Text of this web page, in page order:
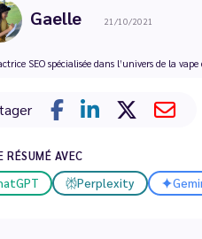
Gaelle 21/10/2021
SEO spécialisée dans l’univers de la
RÉSUMÉ AVEC
Perplexity